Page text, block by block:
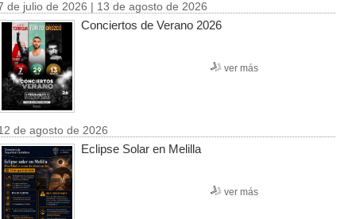
de julio de 2026 | 13 de agosto de 2026
Conciertos de Verano 2026
ver más
de agosto de 2026
Eclipse Solar en Melilla
ver más